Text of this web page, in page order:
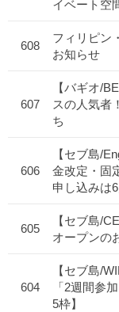
イベート空
608
フィリピン
お知らせ
607
【バギオ/
スの人気者
ち
606
【セブ島/
金改定・固
申し込みは
605
【セブ島/
オープンの
604
【セブ島/
「2週間参
5枠】